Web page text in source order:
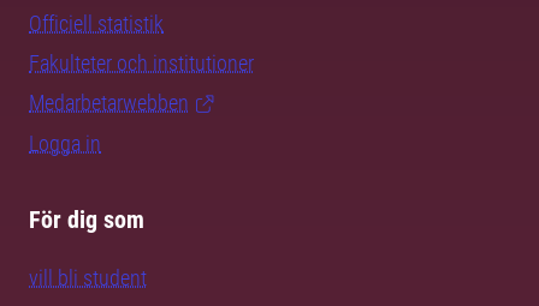
Officiell statistik
Fakulteter och institutioner
Medarbetarwebben
Logga in
För dig som
vill bli student